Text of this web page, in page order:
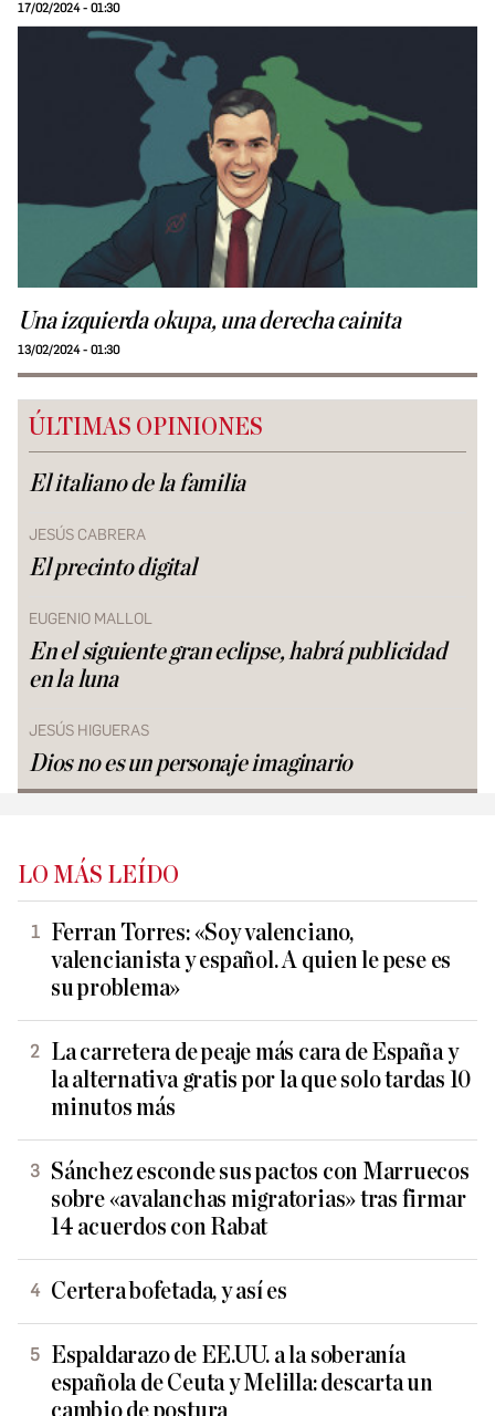
17/02/2024 - 01:30
Una izquierda okupa, una derecha cainita
13/02/2024 - 01:30
ÚLTIMAS OPINIONES
El italiano de la familia
JESÚS CABRERA
El precinto digital
EUGENIO MALLOL
En el siguiente gran eclipse, habrá publicidad
en la luna
JESÚS HIGUERAS
Dios no es un personaje imaginario
LO MÁS LEÍDO
Ferran Torres: «Soy valenciano,
valencianista y español. A quien le pese es
su problema»
La carretera de peaje más cara de España y
la alternativa gratis por la que solo tardas 10
minutos más
Sánchez esconde sus pactos con Marruecos
sobre «avalanchas migratorias» tras firmar
14 acuerdos con Rabat
Certera bofetada, y así es
Espaldarazo de EE.UU. a la soberanía
española de Ceuta y Melilla: descarta un